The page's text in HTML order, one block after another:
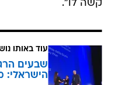
קשה לו".
עוד באותו
שבעים
הישראלי: